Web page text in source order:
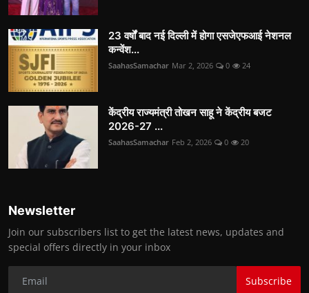
23 वर्षों बाद नई दिल्ली में होगा एसजेएफआई नेशनल
कन्वेंश...
SaahasSamachar Mar 2, 2026 0 24
केंद्रीय राज्यमंत्री तोखन साहू ने केंद्रीय बजट
2026-27 ...
SaahasSamachar Feb 2, 2026 0 20
Newsletter
Join our subscribers list to get the latest news, updates and
special offers directly in your inbox
Subscribe